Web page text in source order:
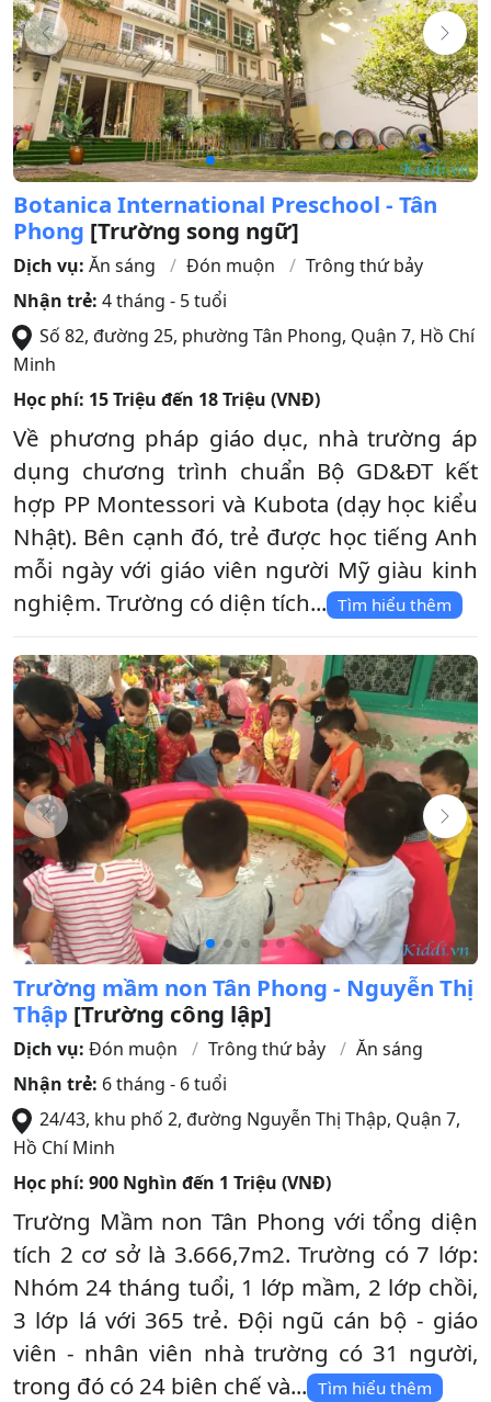
Botanica International Preschool - Tân
Phong [Trường song ngữ]
Dịch vụ: Ăn sáng Đón muộn
Trông thứ bảy
Nhận trẻ: 4 tháng - 5 tuổi
Số 82, đường 25, phường Tân Phong, Quận 7, Hồ Chí
Minh
Học phí: 15 Triệu đến 18 Triệu (VNĐ)
Về phương pháp giáo dục, nhà trường áp
dụng chương trình chuẩn Bộ GD&ĐT kết
hợp PP Montessori và Kubota (dạy học kiểu
Nhật). Bên cạnh đó, trẻ được học tiếng Anh
mỗi ngày với giáo viên người Mỹ giàu kinh
nghiệm. Trường có diện tích... Tìm hiểu thêm
Trường mầm non Tân Phong - Nguyễn Thị
Thập [Trường công lập]
Dịch vụ: Đón muộn Trông thứ bảy
Ăn sáng
Nhận trẻ: 6 tháng - 6 tuổi
24/43, khu phố 2, đường Nguyễn Thị Thập, Quận 7,
Hồ Chí Minh
Học phí: 900 Nghìn đến 1 Triệu (VNĐ)
Trường Mầm non Tân Phong với tổng diện
tích 2 cơ sở là 3.666,7m2. Trường có 7 lớp:
Nhóm 24 tháng tuổi, 1 lớp mầm, 2 lớp chồi,
3 lớp lá với 365 trẻ. Đội ngũ cán bộ - giáo
viên - nhân viên nhà trường có 31 người,
trong đó có 24 biên chế và... Tìm hiểu thêm